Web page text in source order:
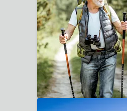
1 Reise gefunden